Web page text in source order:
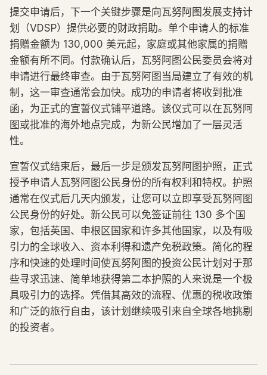
提交申请后，下一个关键步骤是向瓦努阿图发展支持计
划（VDSP）提供必要的财政捐助。单个申请人的标准
捐赠金额为 130,000 美元起，家庭或其他家属的捐赠
金额有所不同。付款确认后，瓦努阿图公民委员会将对
申请进行最终审查。由于瓦努阿图当局建立了有效的机
制，这一审查通常会加快。成功的申请者将收到批准
函，为正式的宣誓仪式铺平道路。该仪式可以在瓦努阿
图或批准的海外地点完成，为新公民增加了一层灵活
性。
宣誓仪式结束后，最后一步是颁发瓦努阿图护照，正式
授予申请人瓦努阿图公民身份的所有权利和特权。护照
通常在仪式后几天内颁发，让您可以立即享受瓦努阿图
公民身份的好处。新公民可以免签证前往 130 多个国
家，包括英国、申根区国家和许多其他国家，以及有吸
引力的全球收入、资本利得和遗产免税政策。简化的程
序和快速的处理时间使瓦努阿图的投资公民计划对于那
些寻求迅速、简单地获得第二本护照的人来说是一个极
具吸引力的选择。凭借其高效的流程、优惠的税收政策
和广泛的旅行自由，该计划继续吸引来自全球各地挑剔
的投资者。